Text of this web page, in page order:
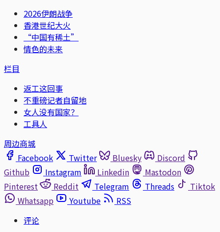
2026伊朗战争
香港世纪大火
“中国有稀土”
情色的未来
栏目
返工这回事
不重磅记者自留地
女人没有国家？
工具人
周边商城
Facebook
Twitter Bluesky
Discord
Github
Instagram Linkedin
Mastodon
Pinterest
Reddit Telegram Threads
Tiktok
Whatsapp
Youtube
RSS
评论